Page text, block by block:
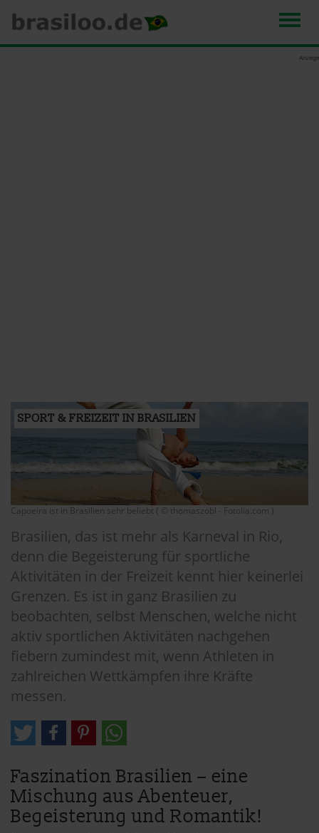
Anzeige
SPORT & FREIZEIT IN BRASILIEN
Capoeira ist in Brasilien sehr beliebt ( © thomaszobl - Fotolia.com )
Brasilien, das ist mehr als Karneval in Rio,
denn die Begeisterung für sportliche
Aktivitäten in der Freizeit kennt hier keinerlei
Grenzen. Es ist in ganz Brasilien zu
beobachten, selbst Menschen, welche nicht
aktiv sportlichen Aktivitäten nachgehen
fiebern zumindest mit, wenn Athleten in
zahlreichen Wettkämpfen ihre Kräfte
messen.
Faszination Brasilien – eine
Mischung aus Abenteuer,
Begeisterung und Romantik!